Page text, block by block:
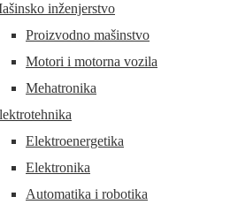
inženjerstvo
Proizvodno mašinstvo
Motori i motorna vozila
Mehatronika
Elektroenergetika
Elektronika
Automatika i robotika